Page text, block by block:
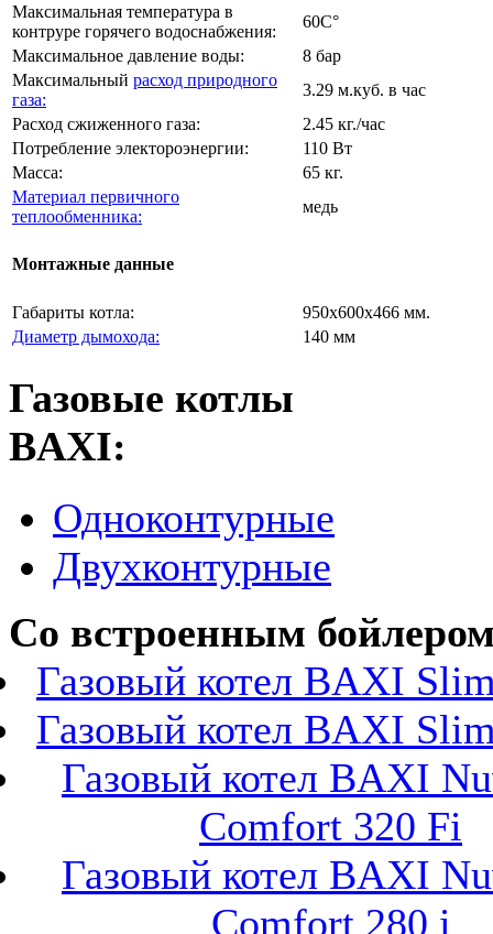
Максимальная температура в
контруре горячего водоснабжения:
60C°
Максимальное давление воды:
8 бар
Максимальный расход природного
газа:
3.29 м.куб. в час
Расход сжиженного газа:
2.45 кг./час
Потребление электороэнергии:
110 Вт
Масса:
65 кг.
Материал первичного
теплообменника:
медь
Монтажные данные
Габариты котла:
950х600х466 мм.
Диаметр дымохода:
140 мм
Газовые котлы
BAXI:
Одноконтурные
Двухконтурные
Со встроенным
Газовый котел BAXI
Газовый котел BAXI
Газовый котел BAXI
Comfort 320 Fi
Газовый котел BAXI
Comfort 280 i